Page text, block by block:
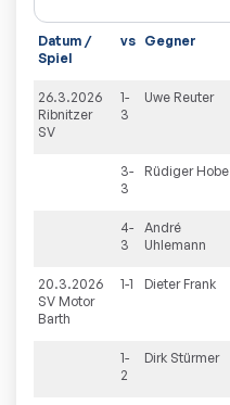
Datum /
Spiel
vs Gegner
26.3.2026
Ribnitzer
SV
1-
3
Uwe Reuter
3-
3
Rüdiger Hobe
4-
3
André
Uhlemann
20.3.2026
SV Motor
Barth
1-1 Dieter Frank
1-
2
Dirk Stürmer